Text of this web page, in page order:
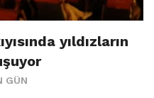
yıldızların
GÜN